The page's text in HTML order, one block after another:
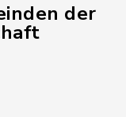
der